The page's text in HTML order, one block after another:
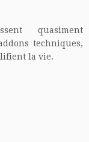
quasiment
techniques,
la vie.